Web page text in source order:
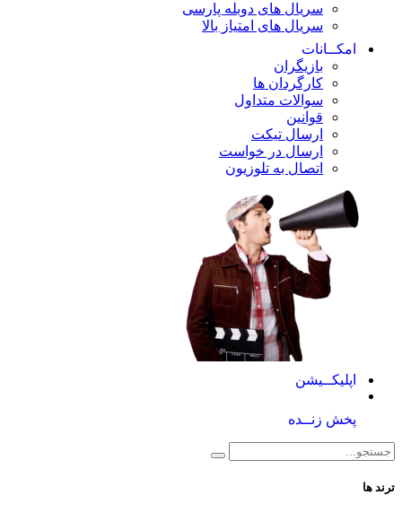
سریال های دوبله پارسی
سریال های امتیاز بالا
کارگردان ها
سوالات متداول
ارسال تیکت
ارسال در خواست
اتصال به تلوزیون
زنــده